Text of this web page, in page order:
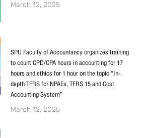
March 12, 2025
SPU Faculty of Accountancy organizes training
to count CPD/CPA hours in accounting for 17
hours and ethics for 1 hour on the topic “In-
depth TFRS for NPAEs, TFRS 15 and Cost
Accounting System”
March 12, 2025